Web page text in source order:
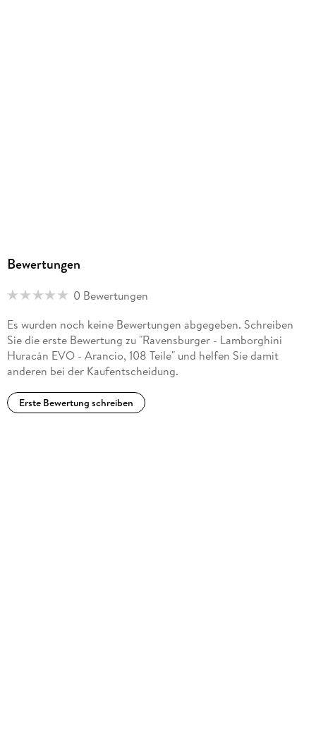
Bewertungen
0 Bewertungen
Es wurden noch keine Bewertungen abgegeben. Schreiben
Sie die erste Bewertung zu "Ravensburger - Lamborghini
Huracán EVO - Arancio, 108 Teile" und helfen Sie damit
anderen bei der Kaufentscheidung.
Erste Bewertung schreiben